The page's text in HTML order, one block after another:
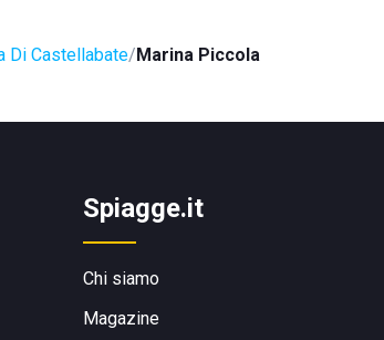
Di Castellabate Marina Piccola
Spiagge.it
Chi siamo
Magazine